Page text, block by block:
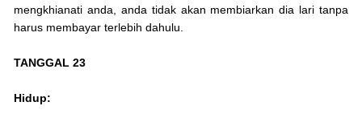
mengkhianati anda, anda tidak akan membiarkan dia lari tanpa
harus membayar terlebih dahulu.
TANGGAL 23
Hidup: